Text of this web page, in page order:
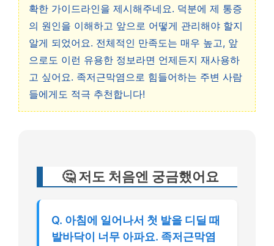
확한 가이드라인을 제시해주네요. 덕분에 제 통증
의 원인을 이해하고 앞으로 어떻게 관리해야 할지
알게 되었어요. 전체적인 만족도는 매우 높고, 앞
으로도 이런 유용한 정보라면 언제든지 재사용하
고 싶어요. 족저근막염으로 힘들어하는 주변 사람
들에게도 적극 추천합니다!
🤔 저도 처음엔 궁금했어요
Q. 아침에 일어나서 첫 발을 디딜 때
발바닥이 너무 아파요. 족저근막염